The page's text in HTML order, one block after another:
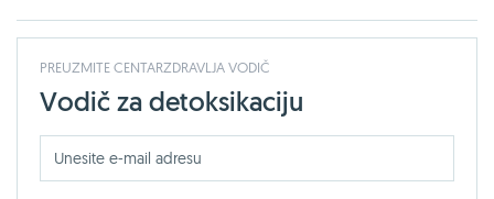
PREUZMITE CENTARZDRAVLJA VODIČ
Vodič za detoksikaciju